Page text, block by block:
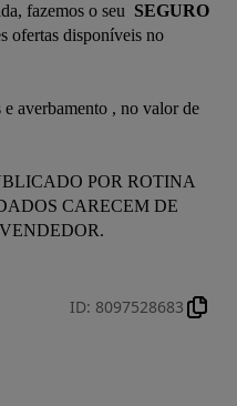
fazemos o seu SEGURO
ofertas disponíveis no
e averbamento , no valor de
POR ROTINA
CARECEM DE
ID: 8097528683